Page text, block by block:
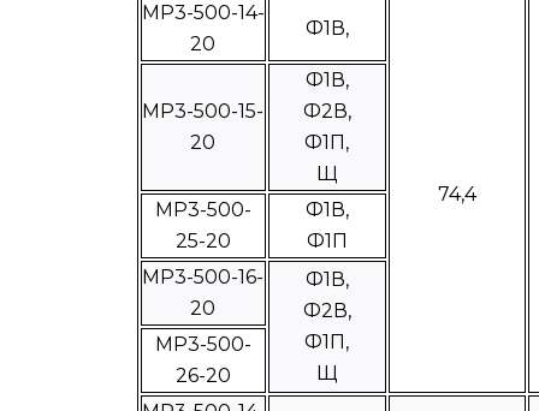
МР3-500-14-
20
Ф1В,
74,4
МР3-500-15-
20
Ф1В,
Ф2В,
Ф1П,
Щ
МР3-500-
25-20
Ф1В,
Ф1П
МР3-500-16-
20
Ф1В,
Ф2В,
Ф1П,
Щ
МР3-500-
26-20